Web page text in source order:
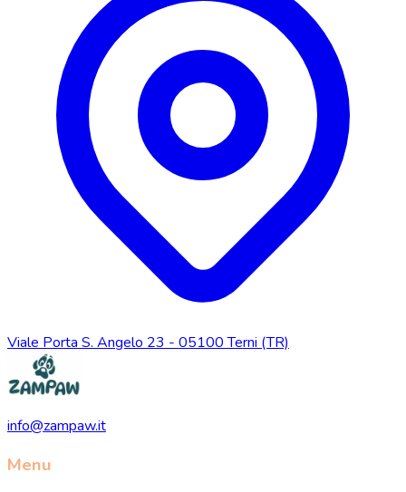
Viale Porta S. Angelo 23 - 05100 Terni (TR)
info@zampaw.it
Menu